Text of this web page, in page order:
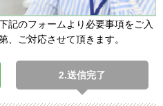
記のフォームより必要事項をご入
、ご対応させて頂きます。
2.送信完了